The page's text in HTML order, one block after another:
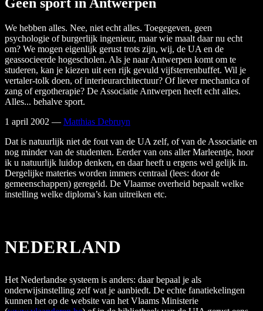
We hebben alles. Nee, niet echt alles. Toegegeven, geen
psychologie of burgerlijk ingenieur, maar wie maalt daar nu echt
om? We mogen eigenlijk gerust trots zijn, wij, de UA en de
geassocieerde hogescholen. Als je naar Antwerpen komt om te
studeren, kan je kiezen uit een rijk gevuld vijfsterrenbuffet. Wil je
vertaler-tolk doen, of interieurarchitectuur? Of liever mechanica of
zang of ergotherapie? De Associatie Antwerpen heeft echt alles.
Alles... behalve sport.
1 april 2002 — Matthias Debruyn
Dat is natuurlijk niet de fout van de UA zelf, of van de Associatie en
nog minder van de studenten. Eerder van ons aller Marleentje, hoor
ik u natuurlijk luidop denken, en daar heeft u ergens wel gelijk in.
Dergelijke materies worden immers centraal (lees: door de
gemeenschappen) geregeld. De Vlaamse overheid bepaalt welke
instelling welke diploma’s kan uitreiken etc.
NEDERLAND
Het Nederlandse systeem is anders: daar bepaal je als
onderwijsinstelling zelf wat je aanbiedt. De echte fanatiekelingen
kunnen het op de website van het Vlaams Ministerie